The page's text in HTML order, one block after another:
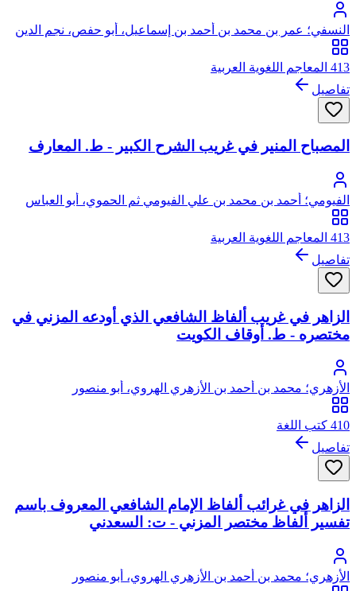
النسفي؛ عمر بن محمد بن أحمد بن إسماعيل، أبو حفص، نجم الدين
النسفي
413 المعاجم اللغوية العربية
تفاصيل
المصباح المنير في غريب الشرح الكبير - ط. المعارف
الفيومي؛ أحمد بن محمد بن علي الفيومي ثم الحموي، أبو العباس
413 المعاجم اللغوية العربية
تفاصيل
الزاهر في غريب ألفاظ الشافعي الذي أودعه المزني في
مختصره - ط. أوقاف الكويت
الأزهري؛ محمد بن أحمد بن الأزهري الهروي، أبو منصور
410 كتب اللغة
تفاصيل
الزاهر في غرائب ألفاظ الإمام الشافعي المعروف باسم
تفسير ألفاظ مختصر المزني - ت: السعدني
الأزهري؛ محمد بن أحمد بن الأزهري الهروي، أبو منصور